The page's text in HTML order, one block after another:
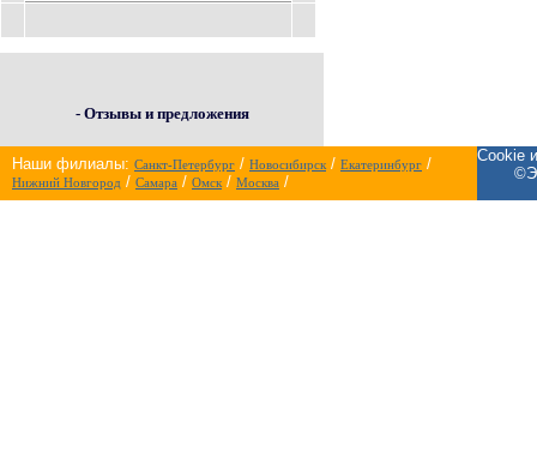
- Отзывы и предложения
Наши филиалы: Санкт-Петербург / Новосибирск/ Екатеринбург /
Нижний Новгород / Самара / Омск/ Москва /
Cookie